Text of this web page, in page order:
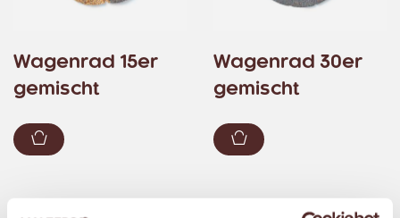
Wagenrad 15er
gemischt
Zum Warenkorb hinzufügen
Wagenrad 30er
gemischt
Zum Warenkorb